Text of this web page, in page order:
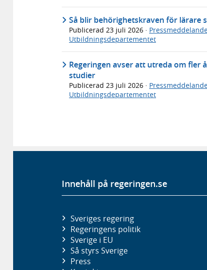
Så blir behörighetskraven för lärare
Publicerad 23 juli 2026 ·
Utbildningsdepartementet
Regeringen avser att utreda om fler
studier
Publicerad 23 juli 2026 ·
Utbildningsdepartementet
Innehåll på regeringen.se
Sveriges regering
Regeringens politik
Sverige i EU
Så styrs Sverige
Press